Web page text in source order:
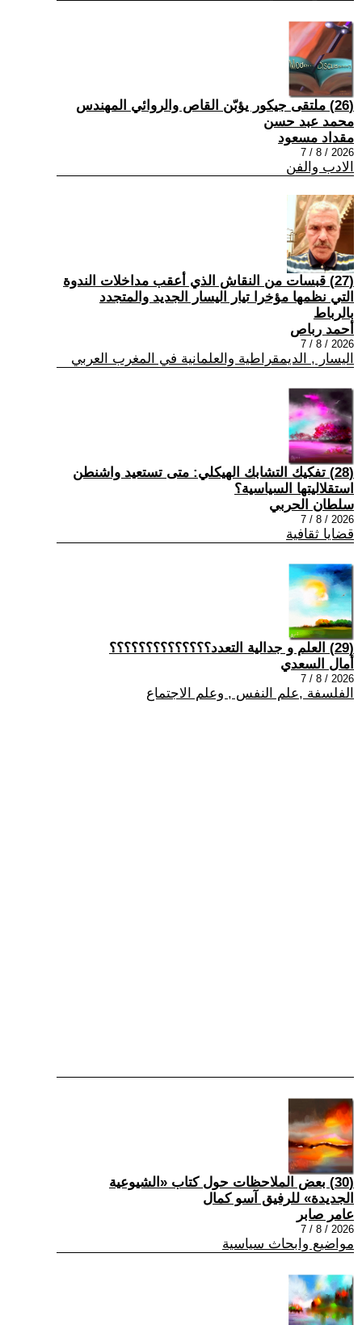
(26) ملتقى جيكور يؤبّن القاص والروائي المهندس
محمد عبد حسن
مقداد مسعود
2026 / 8 / 7
الادب والفن
(27) قبسات من النقاش الذي أعقب مداخلات الندوة
التي نظمها مؤخرا تيار اليسار الجديد والمتجدد
بالرباط
أحمد رباص
2026 / 8 / 7
اليسار , الديمقراطية والعلمانية في المغرب العربي
(28) تفكيك التشابك الهيكلي: متى تستعيد واشنطن
استقلاليتها السياسية؟
سلطان الحربي
2026 / 8 / 7
قضايا ثقافية
(29) العلم و جدالية التعدد؟؟؟؟؟؟؟؟؟؟؟؟؟؟
أمال السعدي
2026 / 8 / 7
الفلسفة ,علم النفس , وعلم الاجتماع
(30) بعض الملاحظات حول كتاب «الشيوعية
الجديدة» للرفيق آسو كمال
عامر صابر
2026 / 8 / 7
مواضيع وابحاث سياسية